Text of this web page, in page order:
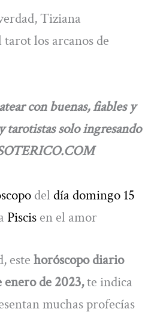
Tiziana
tarot los arcanos de
con buenas, fiables y
tarotistas solo ingresando
del día domingo 15
Piscis en el amor
este horóscopo diario
enero de 2023,te indica
muchas profecías